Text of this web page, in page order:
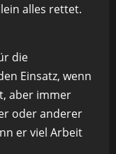
alles rettet.
die
Einsatz, wenn
aber immer
oder anderer
er viel Arbeit